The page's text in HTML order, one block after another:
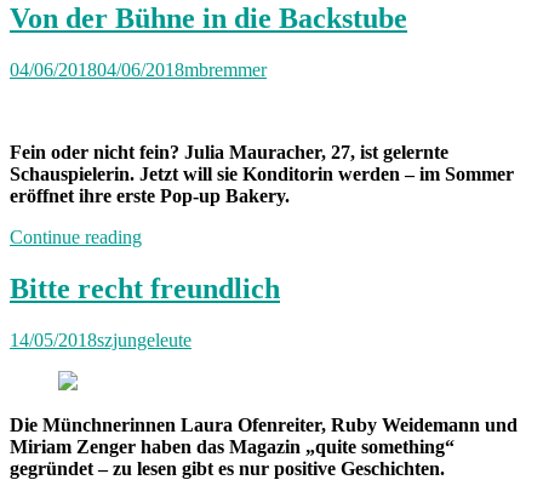
Von der Bühne in die Backstube
04/06/201804/06/2018mbremmer
Fein oder nicht fein? Julia Mauracher, 27, ist gelernte
Schauspielerin. Jetzt will sie Konditorin werden – im Sommer
eröffnet ihre erste Pop-up Bakery.
Continue reading„Von
Bühne
in
Backstube“
Bitte recht freundlich
14/05/2018szjungeleute
Die Münchnerinnen Laura Ofenreiter, Ruby Weidemann und
Miriam Zenger haben das Magazin „quite something“
gegründet – zu lesen gibt es nur positive Geschichten.